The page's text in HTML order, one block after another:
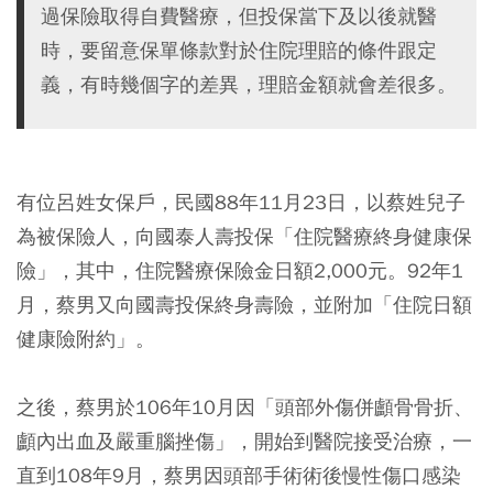
過保險取得自費醫療，但投保當下及以後就醫
時，要留意保單條款對於住院理賠的條件跟定
義，有時幾個字的差異，理賠金額就會差很多。
有位呂姓女保戶，民國88年11月23日，以蔡姓兒子
為被保險人，向國泰人壽投保「住院醫療終身健康保
險」，其中，住院醫療保險金日額2,000元。92年1
月，蔡男又向國壽投保終身壽險，並附加「住院日額
健康險附約」。
之後，蔡男於106年10月因「頭部外傷併顱骨骨折、
顱內出血及嚴重腦挫傷」，開始到醫院接受治療，一
直到108年9月，蔡男因頭部手術術後慢性傷口感染